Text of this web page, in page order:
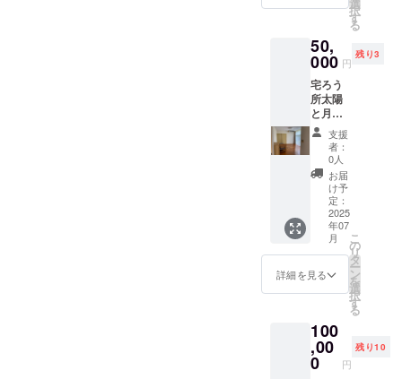
ん。お
ん。 ・
有効期
間：
2025年
7月5
日〜
2025年
7月5
日 1日
限り
す。
たちな
りの感
謝をお
届けで
きれば
と思い
ます。
※このリ
ターン
は4000
円、
10,000
円のリ
ターン
と同じ
なりま
す。
方に
は、プ
ロジェ
クト終
了後に
感謝の
メール
（また
は動
画）を
送りま
す。さ
さやか
ではあ
ります
が、応
援して
たちな
りの感
謝をお
届けで
太陽と
話を学
ぶこと
ができ
ます。
②提供
方法：
宅ろう
所 太
陽と月
（新潟
県柏崎
市西山
町別山
1589-
1）でボ
ラン
ティア
導を受
けるこ
とがで
きま
択
す
る
50,
000 円
残り3
宅ろう
所太陽
と月の
空き部
屋を利
活用で
きるチ
ケット
①詳
細：手
話が通
じる宅
ろう所
太陽と
月の空
き部屋
用でき
ます。
②提供
方法：
支援
者：
0人
お届
け予
定：
2025
年07
月
詳細を見る
こ
の
リ
タ
ー
ン
を
選
択
す
る
100
,00
0 円
残り10